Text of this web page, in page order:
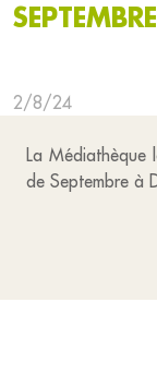
2/8/24
La
de Septembre à